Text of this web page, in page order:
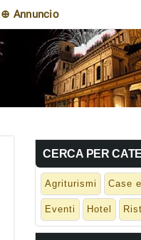
⊕ Annuncio
CERCA PER
Agriturismi Case
Eventi Hotel